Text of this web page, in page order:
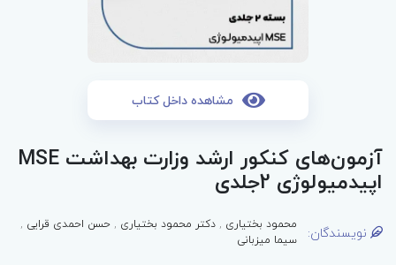
مشاهده داخل کتاب
آزمون‌های کنکور ارشد وزارت بهداشت MSE
اپیدمیولوژی 2جلدی
نویسندگان: محمود بختیاری ,دکتر محمود بختیاری ,حسن احمدی قرایی ,
سیما میزبانی